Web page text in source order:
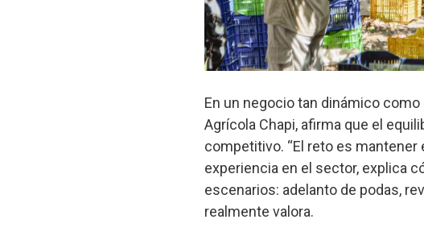
En un negocio tan dinámico
Agrícola Chapi, afirma que el
competitivo. “El reto es mantener
experiencia en el sector, explica
escenarios: adelanto de podas,
realmente valora.